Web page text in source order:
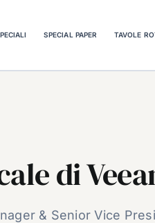
SPECIAL PAPER TAVOLE
di
& Senior Vice